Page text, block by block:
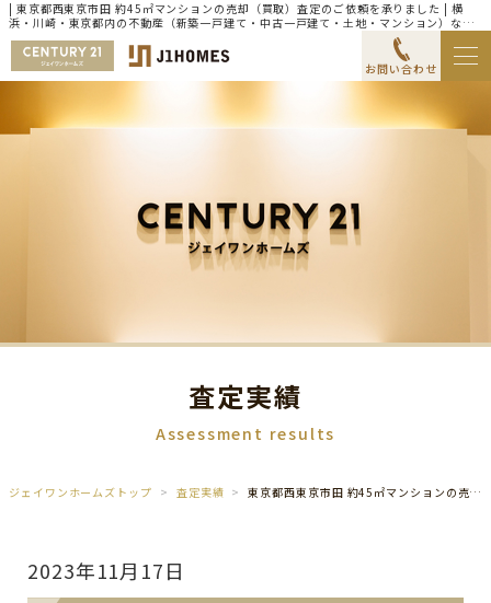
| 東京都西東京市田 約45㎡マンションの売却（買取）査定のご依頼を承りました | 横
浜・川崎・東京都内の不動産（新築一戸建て・中古一戸建て・土地・マンション）なら
センチュリー21ジェイワンホームズ
お問い合わせ
査定実績
Assessment results
ジェイワンホームズトップ 査定実績 東京都西東京市田 約45㎡マンションの売却（買取）査定のご依頼を承りました
2023年11月17日